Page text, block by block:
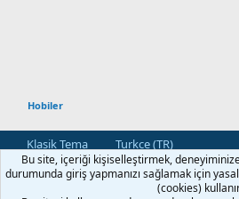
Hobiler
Klasik Tema
Turkce (TR)
Bize Ulaşın
Kullanım ve Şartlar Gizlilik
R
Bu site, içeriği kişiselleştirmek,
durumunda giriş yapmanızı sağlamak için
(cookies)